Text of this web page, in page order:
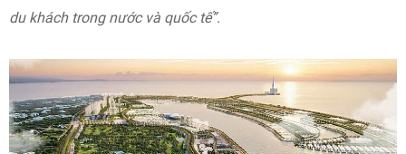
du khách trong nước và quốc tế”.